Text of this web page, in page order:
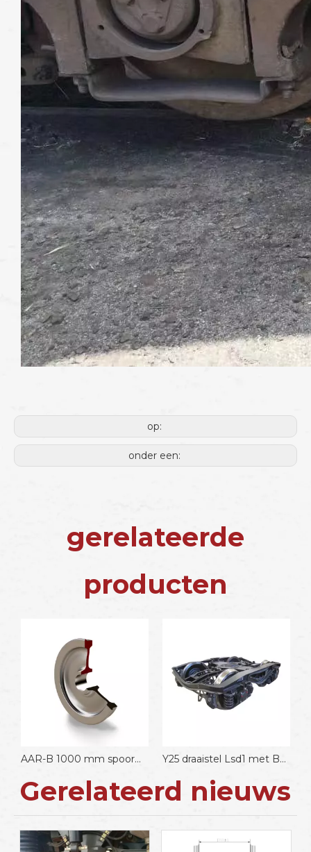
op:
onder een:
gerelateerde
producten
AAR-B 1000 mm spoorwagonwielen Y25 draaistel Lsd1 met BA004 wielset 920 mm wiel
Gerelateerd nieuws